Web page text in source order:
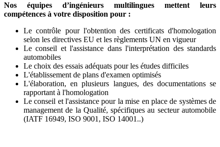
Nos équipes d’ingénieurs multilingues mettent leurs
compétences à votre disposition pour :
Le contrôle pour l'obtention des certificats d'homologation
selon les directives EU et les règlements UN en vigueur
Le conseil et l'assistance dans l'interprétation des standards
automobiles
Le choix des essais adéquats pour les études difficiles
L'établissement de plans d'examen optimisés
L'élaboration, en plusieurs langues, des documentations se
rapportant à l'homologation
Le conseil et l'assistance pour la mise en place de systèmes de
management de la Qualité, spécifiques au secteur automobile
(IATF 16949, ISO 9001, ISO 14001..)